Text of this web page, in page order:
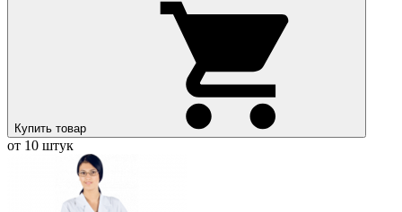
Купить товар
от 10 штук